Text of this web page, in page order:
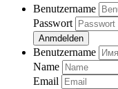
Benutzername
Passwort
Anmdelden
Benutzername
Name
Email